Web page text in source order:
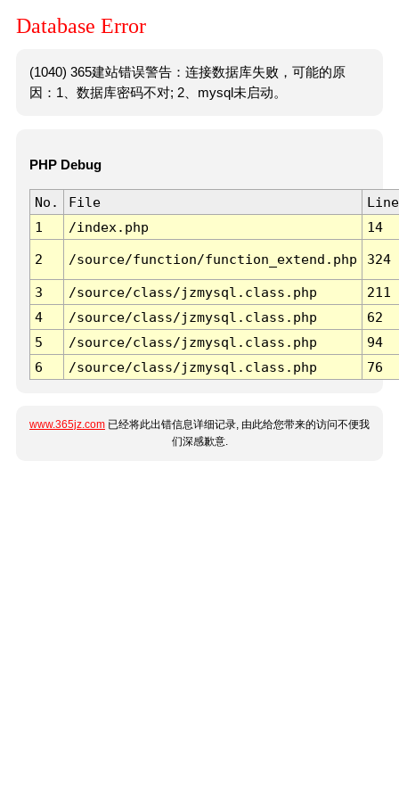
Database Error
(1040) 365建站错误警告：连接数据库失败，可能的原
因：1、数据库密码不对; 2、mysql未启动。
PHP Debug
No. File
Line
1
/index.php 14
2 /source/function/function_extend.php 324
3 /source/class/jzmysql.class.php
211
4
/source/class/jzmysql.class.php
62
5
/source/class/jzmysql.class.php
94
6
/source/class/jzmysql.class.php 76
www.365jz.com 已经将此出错信息详细记录, 由此给您带来的访问不便我
们深感歉意.